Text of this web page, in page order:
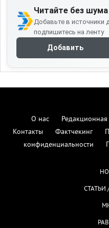
Читайте без
Добавьте в источники
подпишитесь на ленту
Добавить
О нас Редакционная
Контакты
Фактчекинг
конфиденциальности